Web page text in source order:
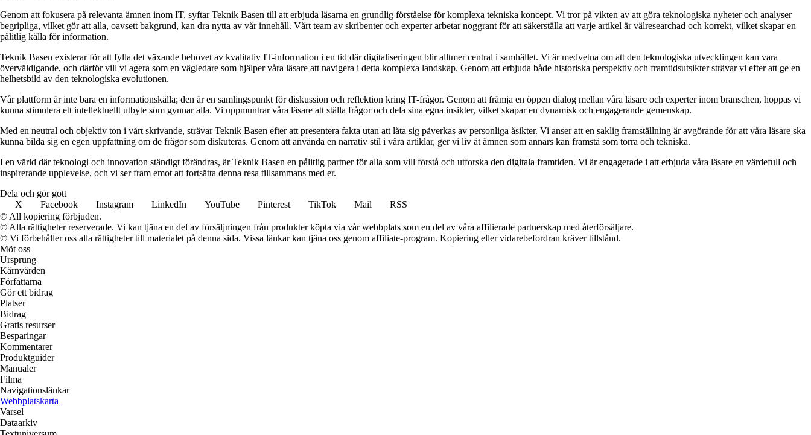
Genom att fokusera på relevanta ämnen inom IT, syftar Teknik Basen till att erbjuda läsarna en grundlig förståelse för komplexa tekniska koncept. Vi tror på vikten av att göra teknologiska nyheter och analyser
begripliga, vilket gör att alla, oavsett bakgrund, kan dra nytta av vår innehåll. Vårt team av skribenter och experter arbetar noggrant för att säkerställa att varje artikel är välresearchad och korrekt, vilket skapar en
pålitlig källa för information.
Teknik Basen existerar för att fylla det växande behovet av kvalitativ IT-information i en tid där digitaliseringen blir alltmer central i samhället. Vi är medvetna om att den teknologiska utvecklingen kan vara
överväldigande, och därför vill vi agera som en vägledare som hjälper våra läsare att navigera i detta komplexa landskap. Genom att erbjuda både historiska perspektiv och framtidsutsikter strävar vi efter att ge en
helhetsbild av den teknologiska evolutionen.
Vår plattform är inte bara en informationskälla; den är en samlingspunkt för diskussion och reflektion kring IT-frågor. Genom att främja en öppen dialog mellan våra läsare och experter inom branschen, hoppas vi
kunna stimulera ett intellektuellt utbyte som gynnar alla. Vi uppmuntrar våra läsare att ställa frågor och dela sina egna insikter, vilket skapar en dynamisk och engagerande gemenskap.
Med en neutral och objektiv ton i vårt skrivande, strävar Teknik Basen efter att presentera fakta utan att låta sig påverkas av personliga åsikter. Vi anser att en saklig framställning är avgörande för att våra läsare ska
kunna bilda sig en egen uppfattning om de frågor som diskuteras. Genom att använda en narrativ stil i våra artiklar, ger vi liv åt ämnen som annars kan framstå som torra och tekniska.
I en värld där teknologi och innovation ständigt förändras, är Teknik Basen en pålitlig partner för alla som vill förstå och utforska den digitala framtiden. Vi är engagerade i att erbjuda våra läsare en värdefull och
inspirerande upplevelse, och vi ser fram emot att fortsätta denna resa tillsammans med er.
Dela och gör gott
X
Facebook Instagram LinkedIn YouTube Pinterest TikTok Mail
RSS
© All kopiering förbjuden.
© Alla rättigheter reserverade. Vi kan tjäna en del av försäljningen från produkter köpta via vår webbplats som en del av våra affilierade partnerskap med återförsäljare.
© Vi förbehåller oss alla rättigheter till materialet på denna sida. Vissa länkar kan tjäna oss genom affiliate-program. Kopiering eller vidarebefordran kräver tillstånd.
Möt oss
Ursprung
Kärnvärden
Författarna
Gör ett bidrag
Platser
Bidrag
Gratis resurser
Besparingar
Kommentarer
Produktguider
Manualer
Filma
Navigationslänkar
Webbplatskarta
Varsel
Dataarkiv